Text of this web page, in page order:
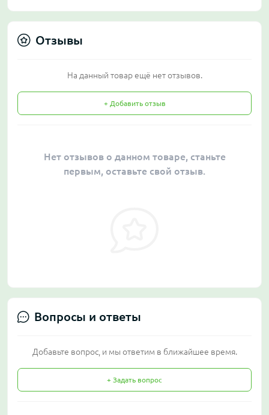
Отзывы
На данный товар ещё нет отзывов.
+ Добавить отзыв
Нет отзывов о данном товаре, станьте
первым, оставьте свой отзыв.
Вопросы и ответы
Добавьте вопрос, и мы ответим в ближайшее время.
+ Задать вопрос